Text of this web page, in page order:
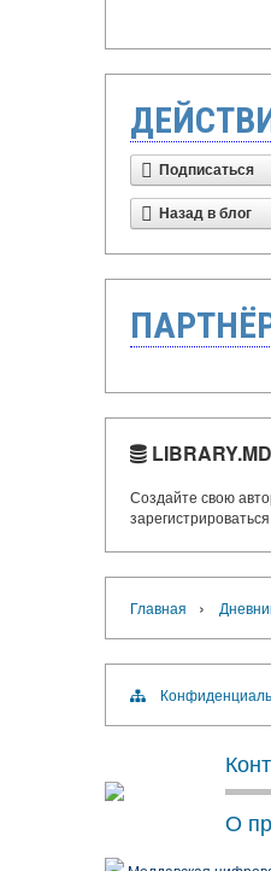
Подписаться
Назад в блог
Создайте свою
Главная ›
О